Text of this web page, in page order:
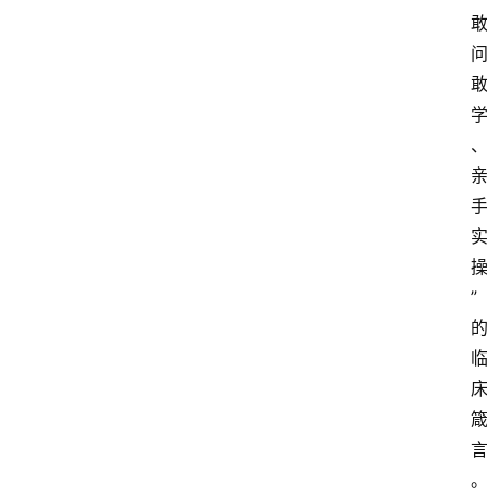
敢
问
敢
学
、
亲
手
实
操
”
的
临
床
箴
言
。